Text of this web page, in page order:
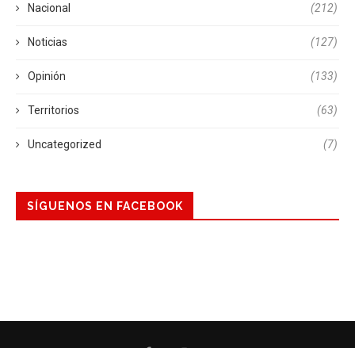
Nacional (212)
Noticias (127)
Opinión (133)
Territorios (63)
Uncategorized (7)
SÍGUENOS EN FACEBOOK